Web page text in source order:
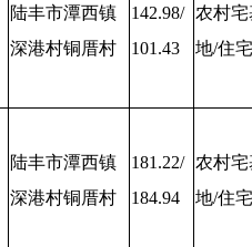
陆丰市潭西镇
深港村铜厝村
142.98/
101.43
农村宅
地/住宅
陆丰市潭西镇
深港村铜厝村
181.22/
184.94
农村宅
地/住宅